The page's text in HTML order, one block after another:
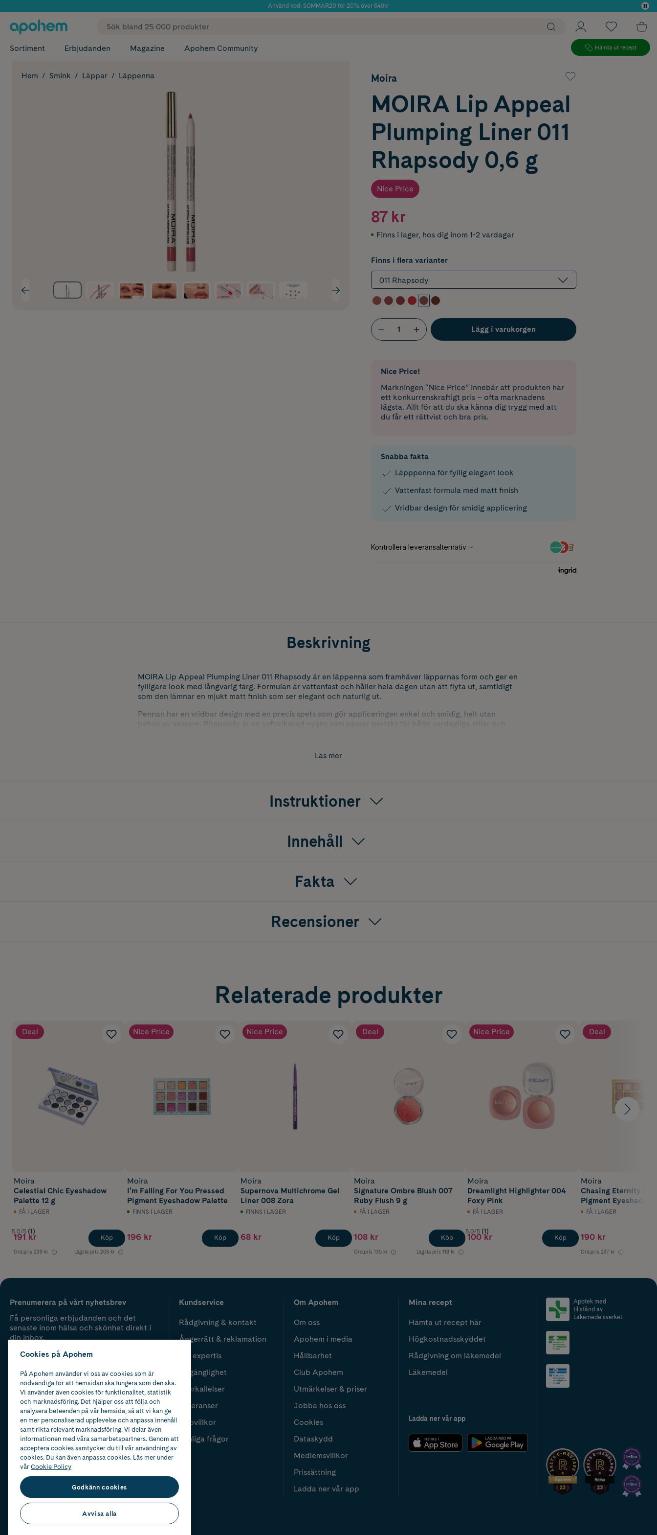
Använd kod: SOMMAR20 för 20% över 649kr
✓ Fri frakt
Sortiment Erbjudanden Magazine Apohem Community Hämta ut recept
Hem Smink Läppar Läppenna Moira
MOIRA Lip Appeal
Plumping Liner 011
Rhapsody 0,6 g
Nice Price
87 kr
Finns i lager, hos dig inom 1-2 vardagar
Finns i flera varianter
011 Rhapsody
Lägg i varukorgen
Nice Price!
Märkningen “Nice Price” innebär att produkten har
ett konkurrenskraftigt pris – ofta marknadens
lägsta. Allt för att du ska känna dig trygg med att
du får ett rättvist och bra pris.
Snabba fakta
Läpppenna för fyllig elegant look
Vattenfast formula med matt finish
Vridbar design för smidig applicering
Beskrivning
MOIRA Lip Appeal Plumping Liner 011 Rhapsody är en läppenna som framhäver läpparnas form och ger en
fylligare look med långvarig färg. Formulan är vattenfast och håller hela dagen utan att flyta ut, samtidigt
som den lämnar en mjukt matt finish som ser elegant och naturlig ut.
Pennan har en vridbar design med en precis spets som gör appliceringen enkel och smidig, helt utan
behov av vässare. Rhapsody är en sofistikerad nyans som passar perfekt för både vardagliga stilar och
Läs mer
Instruktioner
Innehåll
Fakta
Recensioner
Relaterade produkter
Deal
Moira
Celestial Chic Eyeshadow
Palette 12 g
FÅ I LAGER
5.0/5 (1)
191 kr
Ord.pris 239 kr Lägsta pris 203 kr
Köp
Nice Price
Moira
I′m Falling For You Pressed
Pigment Eyeshadow Palette
FINNS I LAGER
196 kr Köp
Nice Price
Moira
Supernova Multichrome Gel
Liner 008 Zora
FINNS I LAGER
68 kr Köp
Deal
Moira
Signature Ombre Blush 007
Ruby Flush 9 g
FÅ I LAGER
108 kr
Ord.pris 135 kr Lägsta pris 118 kr
Köp
Nice Price
Moira
Dreamlight Highlighter 004
Foxy Pink
FÅ I LAGER
5.0/5 (1)
100 kr Köp
Deal
Moira
Chasing Eternity
Pigment Eyeshadow
FÅ I LAGER
190 kr
Ord.pris 237 kr
Prenumerera på vårt nyhetsbrev
Få personliga erbjudanden och det
senaste inom hälsa och skönhet direkt i
din inbox.
Kundservice
Rådgivning & kontakt
Ångerrätt & reklamation
Vår expertis
Tillgänglighet
Återkallelser
Leveranser
Köpvillkor
Vanliga frågor
Om Apohem
Om oss
Apohem i media
Hållbarhet
Club Apohem
Utmärkelser & priser
Jobba hos oss
Cookies
Dataskydd
Medlemsvillkor
Prissättning
Ladda ner vår app
Mina recept
Hämta ut recept här
Högkostnadsskyddet
Rådgivning om läkemedel
Läkemedel
Ladda ner vår app
Apotek med
tillstånd av
Läkemedelsverket
2024
Cookies på Apohem
På Apohem använder vi oss av cookies som är
nödvändiga för att hemsidan ska fungera som den ska.
Vi använder även cookies för funktionalitet, statistik
och marknadsföring. Det hjälper oss att följa och
analysera beteenden på vår hemsida, så att vi kan ge
en mer personaliserad upplevelse och anpassa innehåll
samt rikta relevant marknadsföring. Vi delar även
informationen med våra samarbetspartners. Genom att
acceptera cookies samtycker du till vår användning av
cookies. Du kan även anpassa cookies. Läs mer under
vårCookie Policy
Godkänn cookies
Avvisa alla